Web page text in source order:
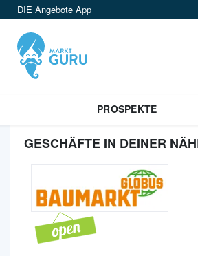
DIE Angebote App
PROSPEKTE
GESCHÄFTE IN DEINER